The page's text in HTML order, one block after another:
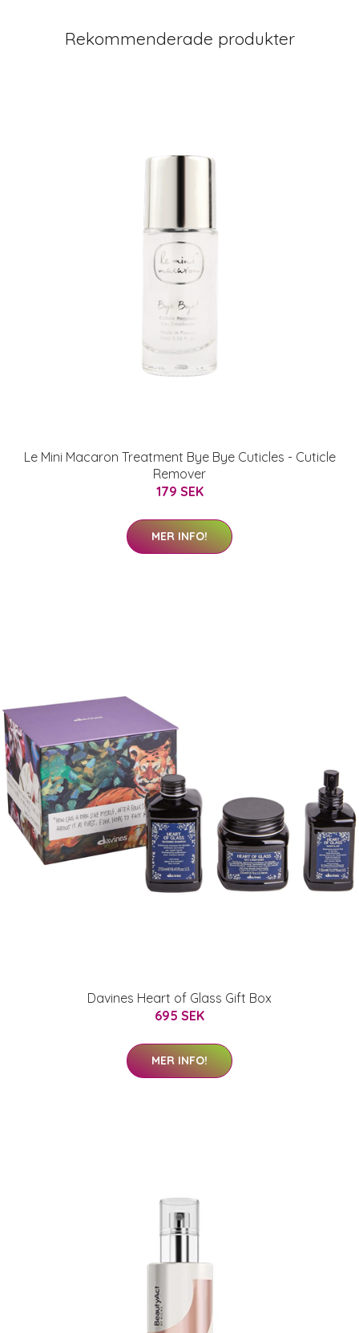
Rekommenderade produkter
Le Mini Macaron Treatment Bye Bye Cuticles - Cuticle
Remover
179 SEK
MER INFO!
Davines Heart of Glass Gift Box
695 SEK
MER INFO!